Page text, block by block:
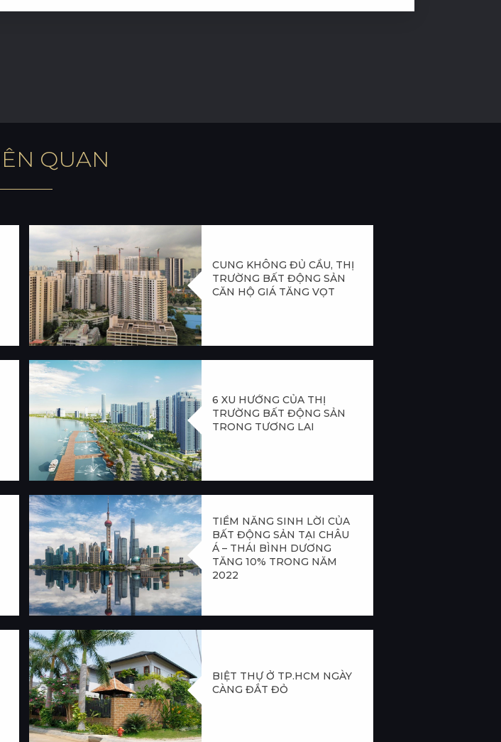
ÊN QUAN
CUNG KHÔNG ĐỦ CẦU, THỊ
TRƯỜNG BẤT ĐỘNG SẢN
CĂN HỘ GIÁ TĂNG VỌT
6 XU HƯỚNG CỦA THỊ
TRƯỜNG BẤT ĐỘNG SẢN
TRONG TƯƠNG LAI
TIỀM NĂNG SINH LỜI CỦA
BẤT ĐỘNG SẢN TẠI CHÂU
Á – THÁI BÌNH DƯƠNG
TĂNG 10% TRONG NĂM
2022
BIỆT THỰ Ở TP.HCM NGÀY
CÀNG ĐẮT ĐỎ